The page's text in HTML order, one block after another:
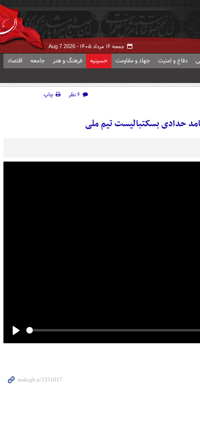
جمعه ۱۶ مرداد ۱۴۰۵ - Aug 7 2026
دفاع و امنیت جهاد و مقاومت حسینیه فرهنگ و هنر جامعه اقتصاد
۶ نظر
چاپ
حدادی بسکتبالیست تیم ملی